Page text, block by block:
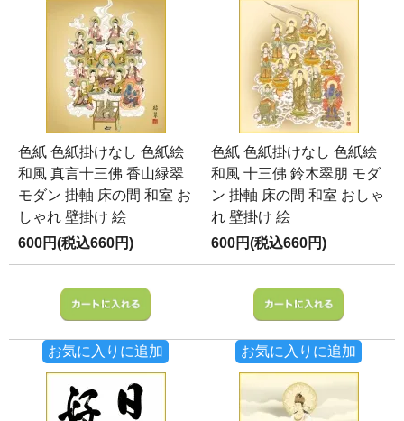
色紙 色紙掛けなし 色紙絵
和風 真言十三佛 香山緑翠
モダン 掛軸 床の間 和室 お
しゃれ 壁掛け 絵
600円(税込660円)
お気に入りに追加
色紙 色紙掛けなし 色紙絵
和風 十三佛 鈴木翠朋 モダ
ン 掛軸 床の間 和室 おしゃ
れ 壁掛け 絵
600円(税込660円)
お気に入りに追加